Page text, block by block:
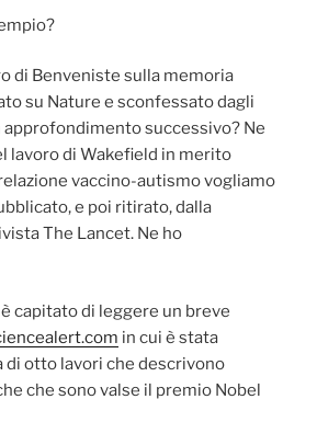
di Benveniste sulla memoria
su Nature e sconfessato dagli
successivo? Ne
lavoro di Wakefield in merito
vaccino-autismo vogliamo
e poi ritirato, dalla
The Lancet. Ne ho
capitato di leggere un breve
in cui è stata
di otto lavori che descrivono
che sono valse il premio Nobel